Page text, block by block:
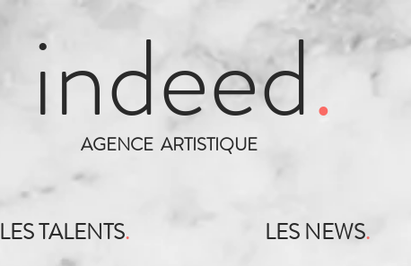
indeed.
AGENCE ARTISTIQUE
LES TALENTS. LES NEWS.